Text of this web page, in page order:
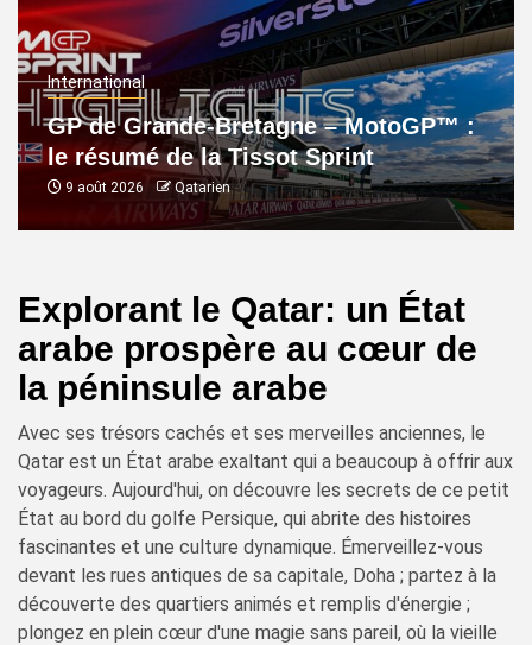
International
GP de Grande-Bretagne – MotoGP™ :
le résumé de la Tissot Sprint
9 août 2026 Qatarien
Explorant le Qatar: un État
arabe prospère au cœur de
la péninsule arabe
Avec ses trésors cachés et ses merveilles anciennes, le
Qatar est un État arabe exaltant qui a beaucoup à offrir aux
voyageurs. Aujourd'hui, on découvre les secrets de ce petit
État au bord du golfe Persique, qui abrite des histoires
fascinantes et une culture dynamique. Émerveillez-vous
devant les rues antiques de sa capitale, Doha ; partez à la
découverte des quartiers animés et remplis d'énergie ;
plongez en plein cœur d'une magie sans pareil, où la vieille